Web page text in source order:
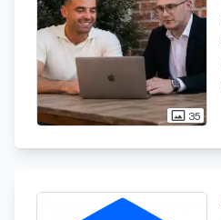
photo_size_select_actual 35